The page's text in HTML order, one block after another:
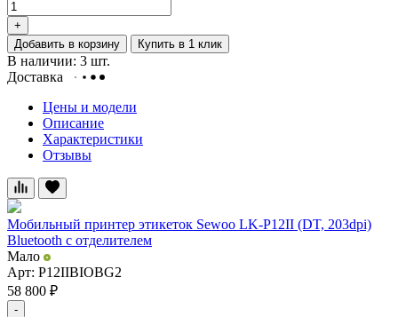
+
Добавить в корзину
Купить в 1 клик
В наличии: 3 шт.
Доставка
Цены и модели
Описание
Характеристики
Отзывы
Мобильный принтер этикеток Sewoo LK-P12II (DT, 203dpi)
Bluetooth с отделителем
Мало
Арт: P12IIBIOBG2
58 800 ₽
-